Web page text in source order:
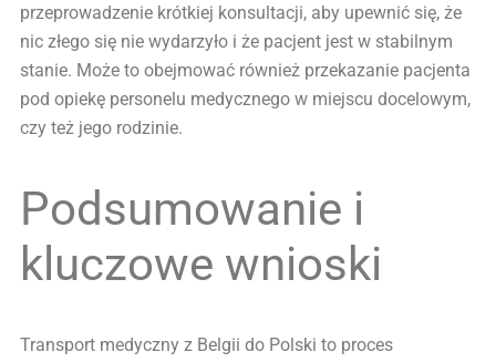
przeprowadzenie krótkiej konsultacji, aby upewnić się, że
nic złego się nie wydarzyło i że pacjent jest w stabilnym
stanie. Może to obejmować również przekazanie pacjenta
pod opiekę personelu medycznego w miejscu docelowym,
czy też jego rodzinie.
Podsumowanie i
kluczowe wnioski
Transport medyczny z Belgii do Polski to proces